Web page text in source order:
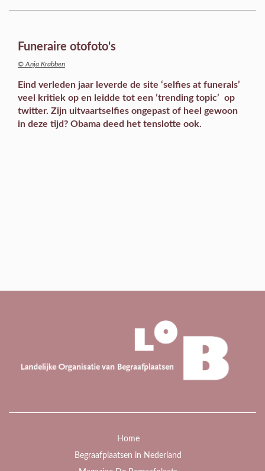
Funeraire otofoto's
© Anja Krabben
Eind verleden jaar leverde de site ‘selfies at funerals’
veel kritiek op en leidde tot een ’trending topic’ op
twitter. Zijn uitvaartselfies ongepast of heel gewoon
in deze tijd? Obama deed het tenslotte ook.
Home
Begraafplaatsen in Nederland